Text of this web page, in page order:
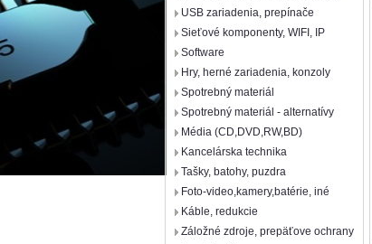
USB zariadenia, prepínače
Sieťové komponenty, WIFI, IP
Software
Hry, herné zariadenia, konzoly
Spotrebný materiál
Spotrebný materiál - alternatívy
Média (CD,DVD,RW,BD)
Kancelárska technika
Tašky, batohy, puzdra
Foto-video,kamery,batérie, iné
Káble, redukcie
Záložné zdroje, prepäťove ochrany